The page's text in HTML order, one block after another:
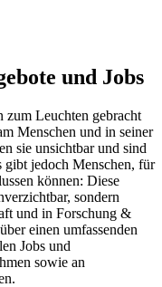
und Jobs
zum Leuchten gebracht
Menschen und in seiner
sie unsichtbar und sind
gibt jedoch Menschen, für
können: Diese
sondern
und in Forschung &
einen umfassenden
Jobs und
sowie an